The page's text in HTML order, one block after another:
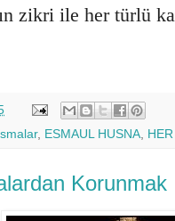
zikri ile her türlü
, ESMAUL HUSNA
Korunmak